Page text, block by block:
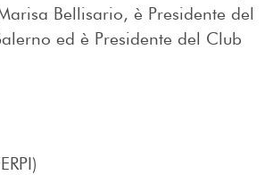
Bellisario, è Presidente del
ed è Presidente del Club